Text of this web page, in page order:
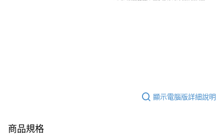
顯示電腦版詳細說明
商品規格